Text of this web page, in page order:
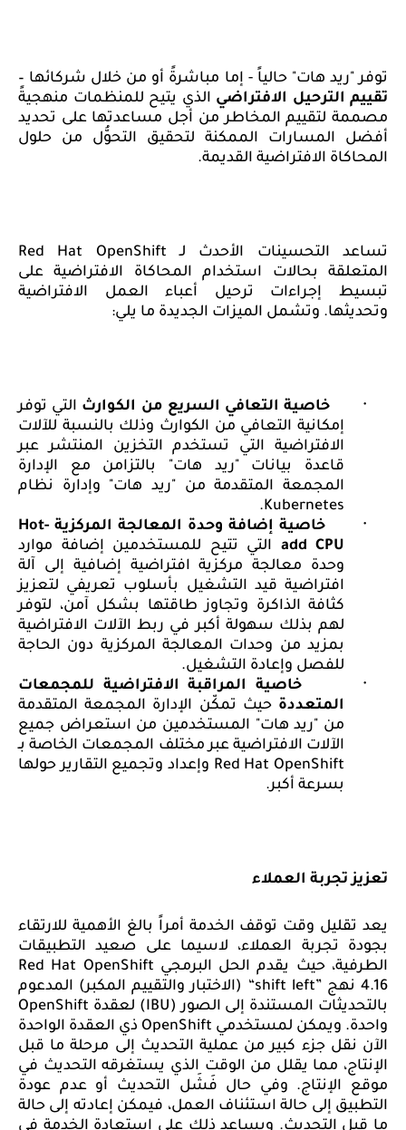
توفر "ريد هات" حالياً - إما مباشرةً أو من خلال شركائها –
تقييم الترحيل الافتراضي الذي يتيح للمنظمات منهجيةً
مصممة لتقييم المخاطر من أجل مساعدتها على تحديد
أفضل المسارات الممكنة لتحقيق التحوُّل من حلول
المحاكاة الافتراضية القديمة.
تساعد التحسينات الأحدث لـ Red Hat OpenShift
المتعلقة بحالات استخدام المحاكاة الافتراضية على
تبسيط إجراءات ترحيل أعباء العمل الافتراضية
وتحديثها. وتشمل الميزات الجديدة ما يلي:
· خاصية التعافي السريع من الكوارث التي توفر
إمكانية التعافي من الكوارث وذلك بالنسبة للآلات
الافتراضية التي تستخدم التخزين المنتشر عبر
قاعدة بيانات "ريد هات" بالتزامن مع الإدارة
المجمعة المتقدمة من "ريد هات" وإدارة نظام
Kubernetes
.
·
خاصية إضافة وحدة المعالجة المركزيةHot-
add CPU
التي تتيح للمستخدمين
إضافة موارد
وحدة معالجة مركزية افتراضية إضافية إلى آلة
افتراضية قيد التشغيل بأسلوب تعريفي لتعزيز
كثافة الذاكرة وتجاوز طاقتها بشكل آمن، لتوفر
لهم بذلك سهولة أكبر في ربط الآلات الافتراضية
بمزيد من وحدات المعالجة المركزية دون الحاجة
للفصل وإعادة التشغيل.
·
خاصية المراقبة الافتراضية للمجمعات
المتعددة حيث تمكّن الإدارة المجمعة المتقدمة
من "ريد هات" المستخدمين من استعراض جميع
الآلات الافتراضية عبر مختلف المجمعات الخاصة بـ
Red Hat OpenShift وإعداد وتجميع التقارير حولها
بسرعة أكبر.
تعزيز تجربة العملاء
يعد تقليل وقت توقف الخدمة أمراً بالغ الأهمية للارتقاء
بجودة تجربة العملاء، لاسيما على صعيد التطبيقات
الطرفية، حيث يقدم الحل البرمجي Red Hat OpenShift
4.16نهج“shift left” (الاختبار والتقييم المكبر) المدعوم
بالتحديثات المستندة إلى الصور ( IBU) لعقدة OpenShift
واحدة. ويمكن لمستخدمي OpenShift ذي العقدة الواحدة
الآن نقل جزء كبير من عملية التحديث إلى مرحلة ما قبل
الإنتاج، مما يقلل من الوقت الذي يستغرقه التحديث في
موقع الإنتاج. وفي حال فَشَل التحديث أو عدم عودة
التطبيق إلى حالة استئناف العمل، فيمكن إعادته إلى حالة
ما قبل التحديث. ويساعد ذلك على استعادة الخدمة في